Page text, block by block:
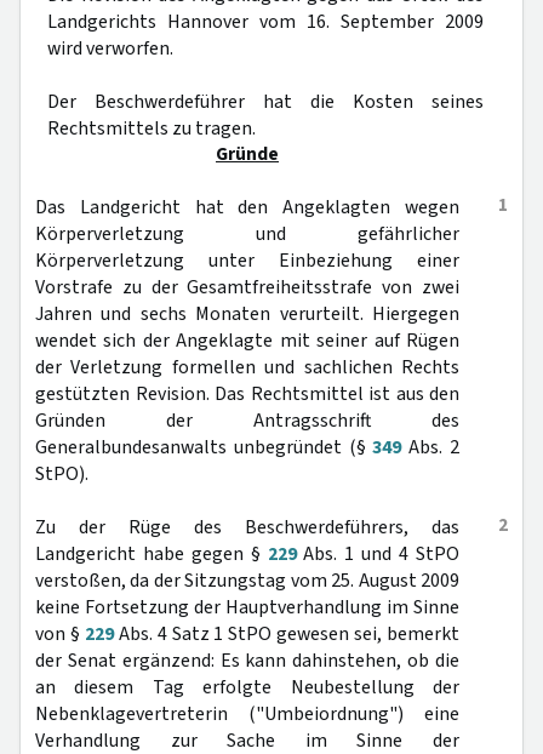
Landgerichts Hannover vom 16. September 2009
wird verworfen.
Der Beschwerdeführer hat die Kosten seines
Rechtsmittels zu tragen.
Gründe
1
Das Landgericht hat den Angeklagten wegen
Körperverletzung und gefährlicher
Körperverletzung unter Einbeziehung einer
Vorstrafe zu der Gesamtfreiheitsstrafe von zwei
Jahren und sechs Monaten verurteilt. Hiergegen
wendet sich der Angeklagte mit seiner auf Rügen
der Verletzung formellen und sachlichen Rechts
gestützten Revision. Das Rechtsmittel ist aus den
Gründen der Antragsschrift des
Generalbundesanwalts unbegründet (§349Abs. 2
StPO).
2
Zu der Rüge des Beschwerdeführers, das
Landgericht habe gegen § 229Abs. 1 und 4 StPO
verstoßen, da der Sitzungstag vom 25. August 2009
keine Fortsetzung der Hauptverhandlung im Sinne
von § 229Abs. 4 Satz 1 StPO gewesen sei, bemerkt
der Senat ergänzend: Es kann dahinstehen, ob die
an diesem Tag erfolgte Neubestellung der
Nebenklagevertreterin ("Umbeiordnung") eine
Verhandlung zur Sache im Sinne der